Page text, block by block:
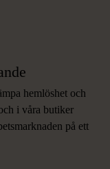
hemlöshet och
i våra butiker
på ett